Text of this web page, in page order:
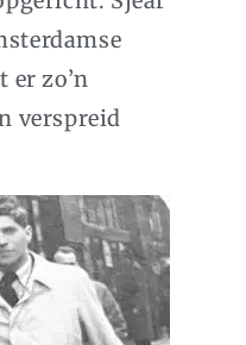
er zo’n
verspreid